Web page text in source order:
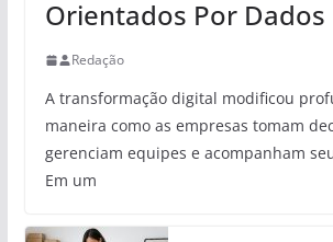
Orientados Por Dados
Redação
A transformação digital modificou
maneira como as empresas tomam
gerenciam equipes e acompanham
Em um